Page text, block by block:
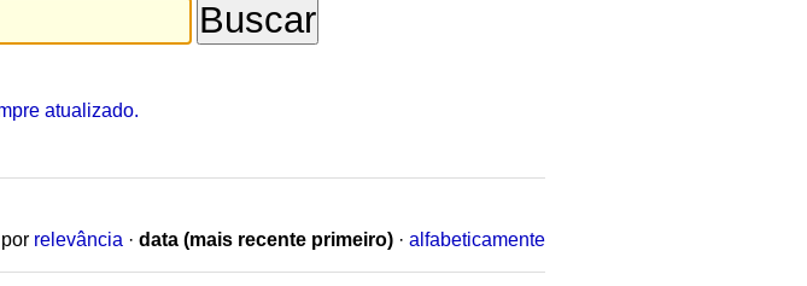
atualizado.
relevância · data (mais recente primeiro) · alfabeticamente